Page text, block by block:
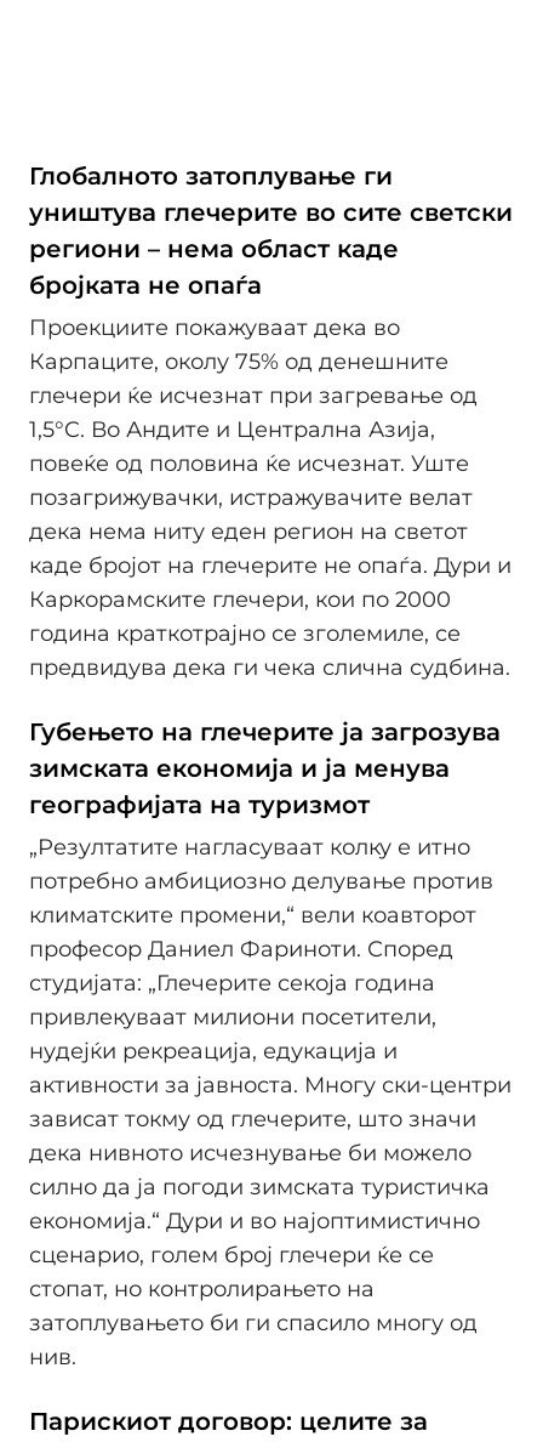
Глобалното затоплување ги
уништува глечерите во сите светски
региони – нема област каде
бројката не опаѓа
Проекциите покажуваат дека во
Карпаците, околу 75% од денешните
глечери ќе исчезнат при загревање од
1,5°C. Во Андите и Централна Азија,
повеќе од половина ќе исчезнат. Уште
позагрижувачки, истражувачите велат
дека нема ниту еден регион на светот
каде бројот на глечерите не опаѓа. Дури и
Каркорамските глечери, кои по 2000
година краткотрајно се зголемиле, се
предвидува дека ги чека слична судбина.
Губењето на глечерите ја загрозува
зимската економија и ја менува
географијата на туризмот
„Резултатите нагласуваат колку е итно
потребно амбициозно делување против
климатските промени,“ вели коавторот
професор Даниел Фариноти. Според
студијата: „Глечерите секоја година
привлекуваат милиони посетители,
нудејќи рекреација, едукација и
активности за јавноста. Многу ски-центри
зависат токму од глечерите, што значи
дека нивното исчезнување би можело
силно да ја погоди зимската туристичка
економија.“ Дури и во најоптимистично
сценарио, голем број глечери ќе се
стопат, но контролирањето на
затоплувањето би ги спасило многу од
нив.
Парискиот договор: целите за